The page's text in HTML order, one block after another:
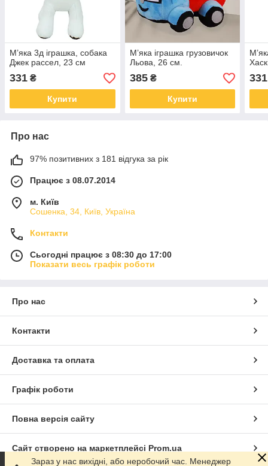
М’яка 3д іграшка, собака
Джек рассел, 23 см
331 ₴
Купити
М’яка іграшка грузовичок
Льова, 26 см.
385₴
Купити
331
Про нас
97% позитивних з 181 відгука за рік
Працює з 08.07.2014
м. Київ
Сошенка, 34, Київ, Україна
Контакти
Сьогодні працює з 08:30 до 17:00
Показати весь графік роботи
Про нас
Контакти
Доставка та оплата
Графік роботи
Повна версія сайту
Сайт створено на маркетплейсі Prom.ua
Зараз у нас вихідні, або неробочий час. Менеджер